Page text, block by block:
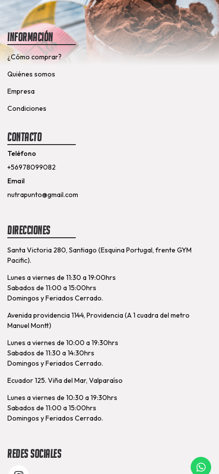
Información
¿Cómo comprar?
Quiénes somos
Empresa
Condiciones
Contacto
Teléfono
+56978099082
Email
nutrapunto@gmail.com
Direcciones
Santa Victoria 280, Santiago (Esquina Portugal, frente GYM
Pacific).
Lunes a viernes de 11:30 a 19:00hrs
Sabados de 11:00 a 15:00hrs
Domingos y Feriados Cerrado.
Avenida providencia 1144, Providencia (A 1 cuadra del metro
Manuel Montt)
Lunes a viernes de 10:00 a 19:30hrs
Sabados de 11:30 a 14:30hrs
Domingos y Feriados Cerrado.
Ecuador 125. Viña del Mar, Valparaíso
Lunes a viernes de 10:30 a 19:30hrs
Sabados de 11:00 a 15:00hrs
Domingos y Feriados Cerrado.
Redes Sociales